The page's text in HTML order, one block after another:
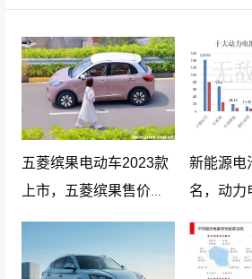
五菱缤果电动车2023款
上市，五菱缤果售价
5.98万起
新能源电
名，动力
十名